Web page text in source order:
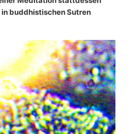
in buddhistischen Sutren